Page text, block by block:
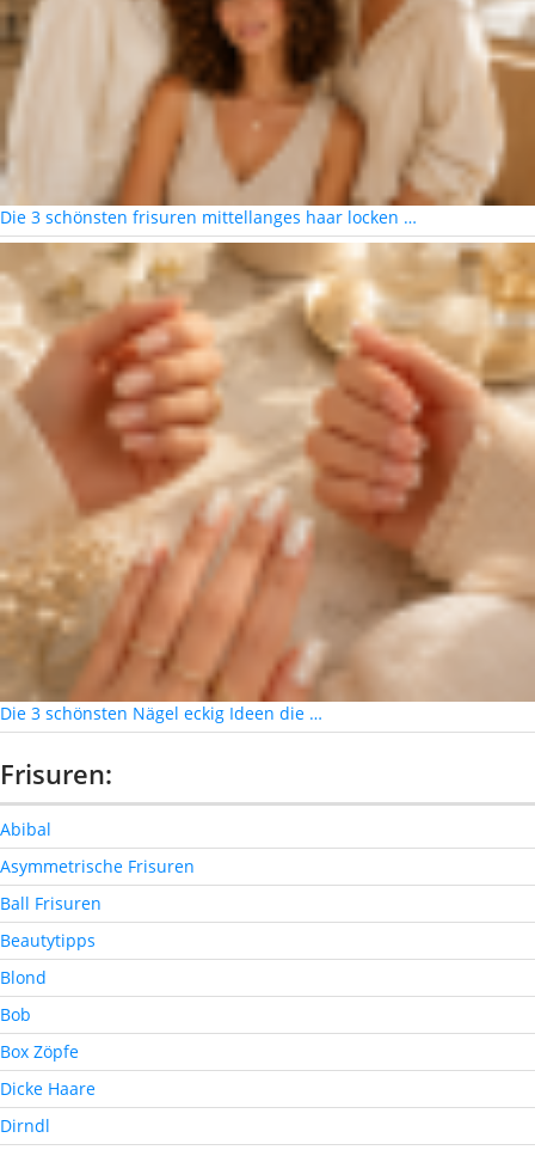
Die 3 schönsten frisuren mittellanges haar locken …
Die 3 schönsten Nägel eckig Ideen die …
Frisuren:
Abibal
Asymmetrische Frisuren
Ball Frisuren
Beautytipps
Blond
Bob
Box Zöpfe
Dicke Haare
Dirndl